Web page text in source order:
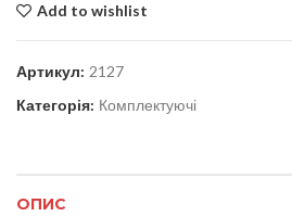
Add to wishlist
Артикул: 2127
Категорія: Комплектуючі
ОПИС